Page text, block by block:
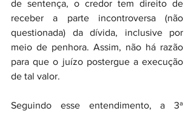
de sentença, o credor tem direito de
receber a parte incontroversa (não
questionada) da dívida, inclusive por
meio de penhora. Assim, não há razão
para que o juízo postergue a execução
de tal valor.
Seguindo esse entendimento, a 3ª